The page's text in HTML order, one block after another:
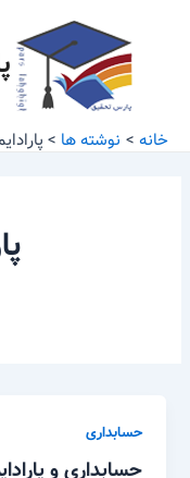
خانه نوشته ها
حسابداری
حسابداری و